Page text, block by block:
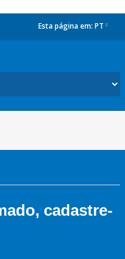
Esta página em: PT
cadastre-